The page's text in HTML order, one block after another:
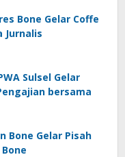
Bone Gelar Coffe
Jurnalis
Sulsel Gelar
bersama
Bone Gelar Pisah